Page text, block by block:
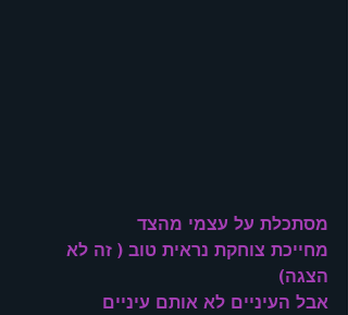
מסתכלת על עצמי מהצד
מחייכת צוחקת נראית טוב ( זה לא
הצגה)
אבל העיניים לא אותם עיניים